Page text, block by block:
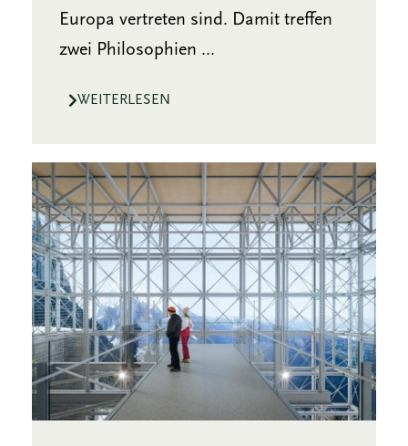
Europa vertreten sind. Damit treffen
zwei Philosophien ...
WEITERLESEN